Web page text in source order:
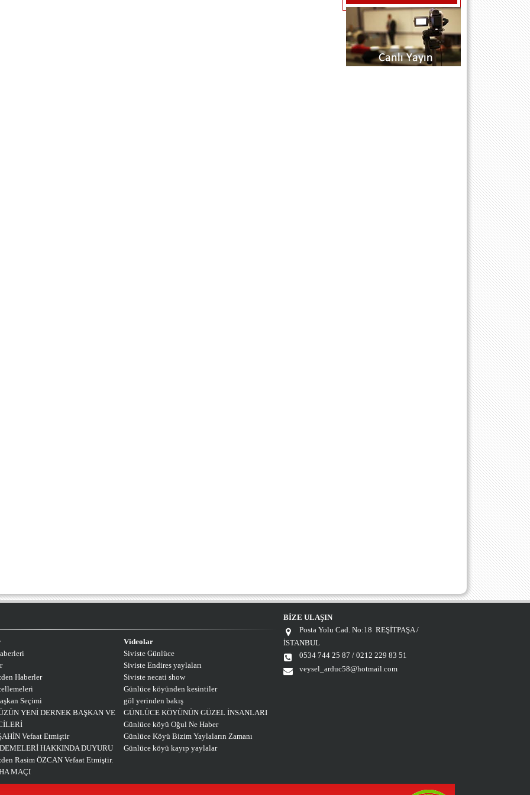
kürsü) bölümünden atabilirsiniz
mesajlarınız anında yayında olacaktır
SAYGILARIMLA SİTE EDİTÖRÜ
...H.O.A.S... (R P SARIYER .STANBUL)
- 18.7.2011 00:00:00
BU DERTLİ GÜNLERİMİ SİLEMEDİM
BEN SİLEMEDİM NE GÜLDÜM NEDE
ŞİMDİ GEÇTİ O GÜZELİM GENÇLİM
torunu tuncer oglu Muzaffer ÇAM.. kiz
Haberler
Seçimi
YENİ DERNEK BAŞKAN VE
Vefaat Etmiştir
HAKKINDA DUYURU
Rasim ÖZCAN Vefaat Etmiştir.
MAÇI
Videolar
Siviste Günlüce
Siviste Endires yaylaları
Siviste necati show
Günlüce köyünden kesintiler
göl yerinden bakış
GÜNLÜCE KÖYÜNÜN GÜZEL İNSANLARI
Günlüce köyü Oğul Ne Haber
Günlüce Köyü Bizim Yaylaların Zamanı
Günlüce köyü kayıp yaylalar
BİZE ULAŞIN
Posta Yolu Cad. No:18 REŞİTPAŞA /
İSTANBUL
0534 744 25 87 / 0212 229 83 51
veysel_arduc58@hotmail.com